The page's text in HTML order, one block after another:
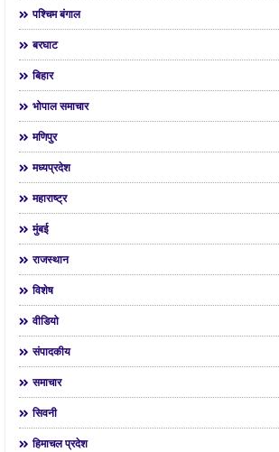
पश्चिम बंगाल
बरघाट
बिहार
भोपाल समाचार
मणिपुर
मध्यप्रदेश
महाराष्ट्र
मुंबई
राजस्थान
विशेष
वीडियो
संपादकीय
समाचार
सिवनी
हिमाचल प्रदेश